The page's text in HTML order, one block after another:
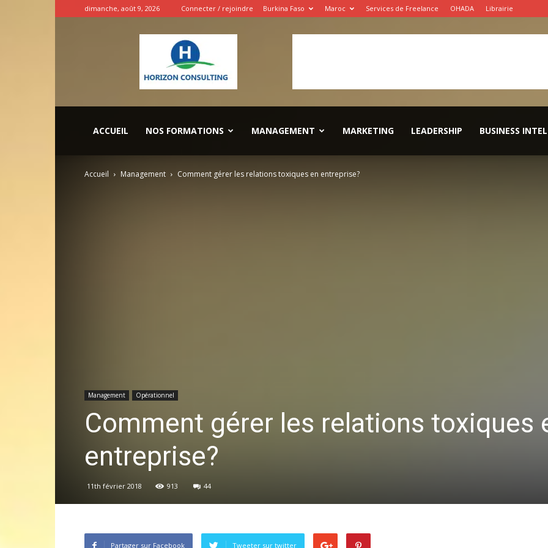
dimanche, août 9, 2026 Connecter / rejoindre Burkina Faso Maroc Services de Freelance OHADA Librairie
ENTREPRENEURS
ACCUEIL NOS FORMATIONS MANAGEMENT MARKETING LEADERSHIP BUSINESS
Accueil Management Comment gérer les relations toxiques en entreprise?
Management Opérationnel
Comment gérer les relations toxiques
entreprise?
11th février 2018 913 44
Partager sur Facebook Tweeter sur twitter